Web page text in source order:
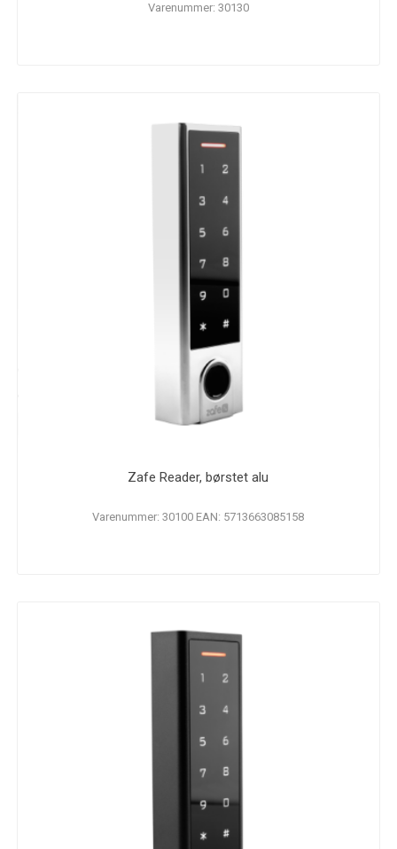
Varenummer: 30130
Zafe Reader, børstet alu
Varenummer: 30100 EAN: 5713663085158